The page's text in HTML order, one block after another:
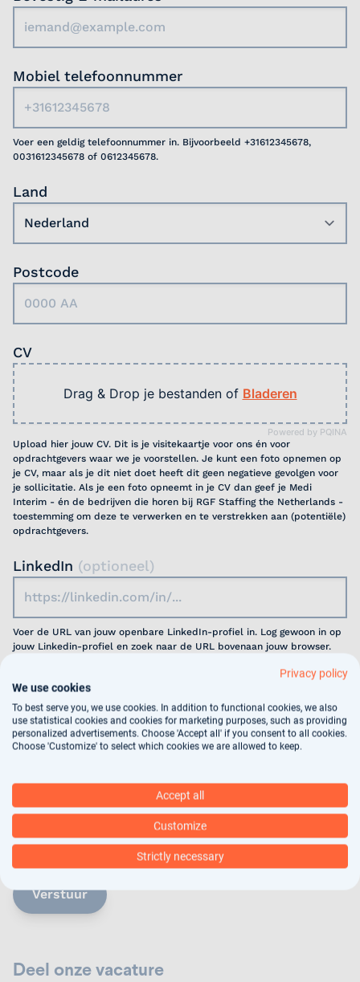
Mobiel telefoonnummer
Voer een geldig telefoonnummer in. Bijvoorbeeld +31612345678,
0031612345678 of 0612345678.
Land
Postcode
CV
Powered by PQINA
Drag & Drop je bestanden of Bladeren
Upload hier jouw CV. Dit is je visitekaartje voor ons én voor
opdrachtgevers waar we je voorstellen. Je kunt een foto opnemen op
je CV, maar als je dit niet doet heeft dit geen negatieve gevolgen voor
je sollicitatie. Als je een foto opneemt in je CV dan geef je Medi
Interim - én de bedrijven die horen bij RGF Staffing the Netherlands -
toestemming om deze te verwerken en te verstrekken aan (potentiële)
opdrachtgevers.
LinkedIn (optioneel)
Voer de URL van jouw openbare LinkedIn-profiel in. Log gewoon in op
jouw Linkedin-profiel en zoek naar de URL bovenaan jouw browser.
Motivatie(optioneel)
Jouw gegevens worden gebruikt voor
arbeidsbemiddeling, dit vindt deels geautomatiseerd
privacy statement
wij jouw gegevens verwerken.
Verstuur
Deel onze vacature
Privacy policy
We use cookies
To best serve you, we use cookies. In addition to functional cookies, we also
use statistical cookies and cookies for marketing purposes, such as providing
personalized advertisements. Choose 'Accept all' if you consent to all cookies.
Choose 'Customize' to select which cookies we are allowed to keep.
Accept all
Customize
Strictly necessary